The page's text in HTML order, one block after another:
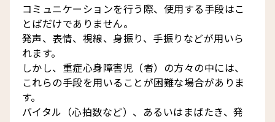
コミュニケーションを行う際、使用する手段はこ
とばだけでありません。
発声、表情、視線、身振り、手振りなどが用いら
れます。
しかし、重症心身障害児（者）の方々の中には、
これらの手段を用いることが困難な場合がありま
す。
バイタル（心拍数など）、あるいはまばたき、発